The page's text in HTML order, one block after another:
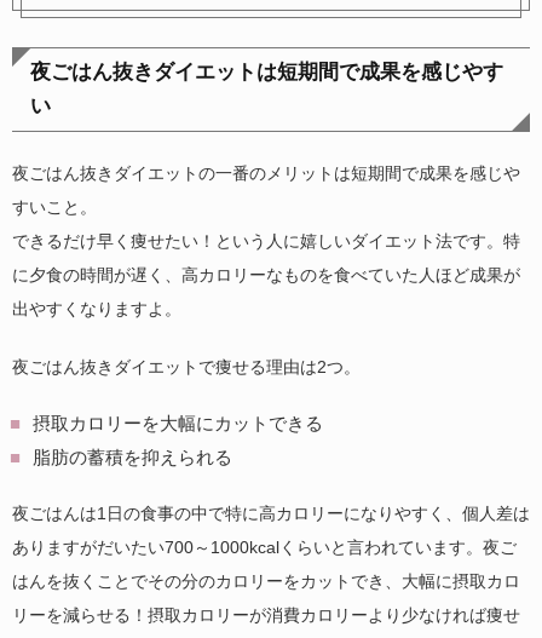
夜ごはん抜きダイエットは短期間で成果を感じやす
い
夜ごはん抜きダイエットの一番のメリットは短期間で成果を感じや
すいこと。
できるだけ早く痩せたい！という人に嬉しいダイエット法です。特
に夕食の時間が遅く、高カロリーなものを食べていた人ほど成果が
出やすくなりますよ。
夜ごはん抜きダイエットで痩せる理由は2つ。
摂取カロリーを大幅にカットできる
脂肪の蓄積を抑えられる
夜ごはんは1日の食事の中で特に高カロリーになりやすく、個人差は
ありますがだいたい700～1000kcalくらいと言われています。夜ご
はんを抜くことでその分のカロリーをカットでき、大幅に摂取カロ
リーを減らせる！摂取カロリーが消費カロリーより少なければ痩せ